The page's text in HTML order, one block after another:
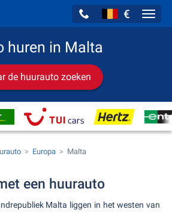
€
huren in Malta
de huurauto zoeken
Europa Malta
een huurauto
Malta liggen in het westen van